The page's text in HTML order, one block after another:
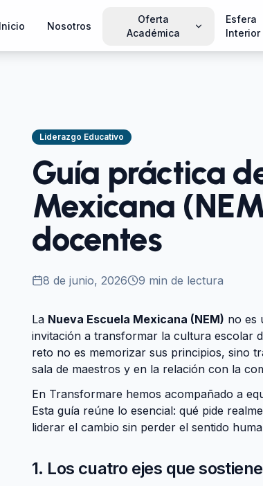
Inicio Nosotros
Oferta
Académica
Esfera
Interior
Liderazgo Educativo
Guía práctica
Mexicana
docentes
8 de junio, 2026 9 min de lectura
La Nueva Escuela Mexicana (NEM) no es
invitación a transformar la cultura escolar
reto no es memorizar sus principios, sino
sala de maestros y en la relación con la
En Transformare hemos acompañado a
Esta guía reúne lo esencial: qué pide
liderar el cambio sin perder el sentido
1. Los cuatro ejes que